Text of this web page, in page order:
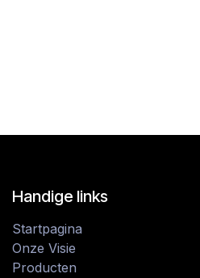
Handige links
Startpagina
Onze Visie
Producten